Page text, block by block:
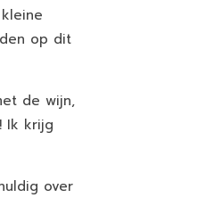
op dit
de wijn,
Ik krijg
over